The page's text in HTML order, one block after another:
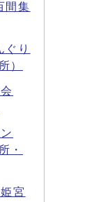
間集
ぐり
）
・
宮